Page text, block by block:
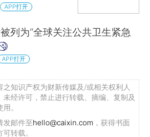
APP打开
列为“全球关注公共卫生紧急
APP打开
之知识产权为财新传媒及/或相关权利人
未经许可，禁止进行转载、摘编、复制及
。
发邮件至hello@caixin.com ，获得书面
转载。